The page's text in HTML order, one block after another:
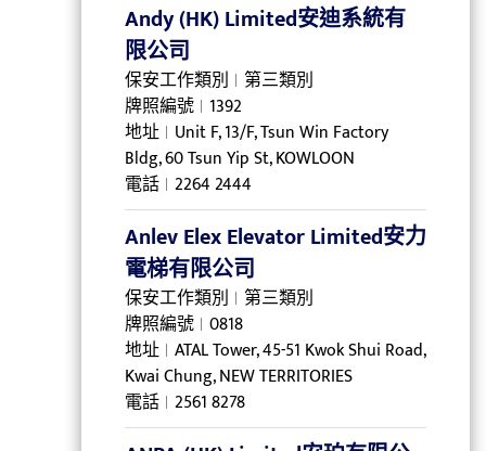
Andy (HK) Limited安迪系統有
限公司
保安工作類別 第三類別
牌照編號 1392
地址 Unit F, 13/F, Tsun Win Factory
Bldg, 60 Tsun Yip St, KOWLOON
電話 2264 2444
Anlev Elex Elevator Limited安力
電梯有限公司
保安工作類別 第三類別
牌照編號 0818
地址 ATAL Tower, 45-51 Kwok Shui Road,
Kwai Chung, NEW TERRITORIES
電話 2561 8278